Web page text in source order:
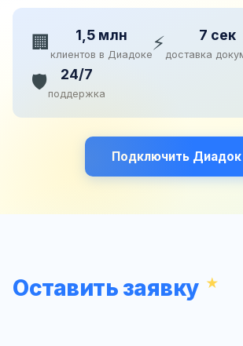
🏢 1,5 млн
клиентов в Диадоке⚡ 7 сек
доставка
🛡️ 24/7
поддержка
Подключить Диадок
Оставить заявку